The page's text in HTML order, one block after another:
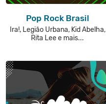
Pop Rock Brasil
Ira!, Legião Urbana, Kid Abelha,
Rita Lee e mais...